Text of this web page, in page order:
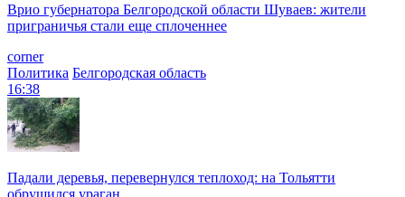
Врио губернатора Белгородской области Шуваев: жители
приграничья стали еще сплоченнее
corner
Политика Белгородская область
16:38
Падали деревья, перевернулся теплоход: на Тольятти
обрушился ураган